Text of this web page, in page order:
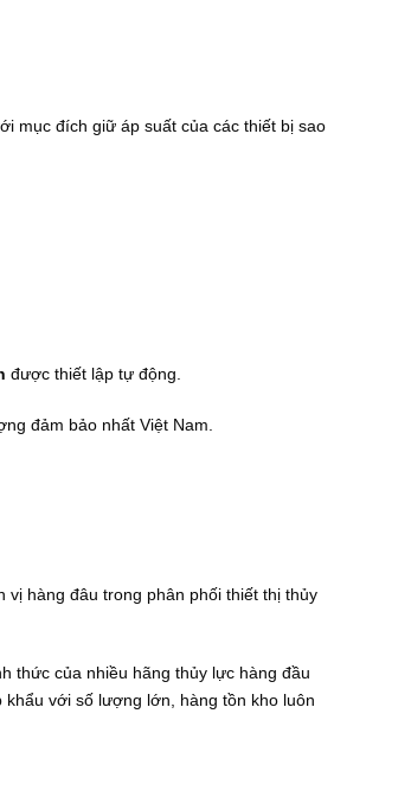
mục đích giữ áp suất của các thiết bị sao
được thiết lập tự động.
đảm bảo nhất Việt Nam.
hàng đâu trong phân phối thiết thị thủy
thức của nhiều hãng thủy lực hàng đầu
khẩu với số lượng lớn, hàng tồn kho luôn